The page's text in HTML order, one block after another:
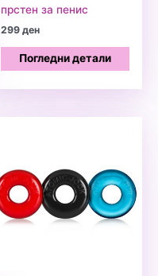
прстен за пенис
299ден
Погледни детали